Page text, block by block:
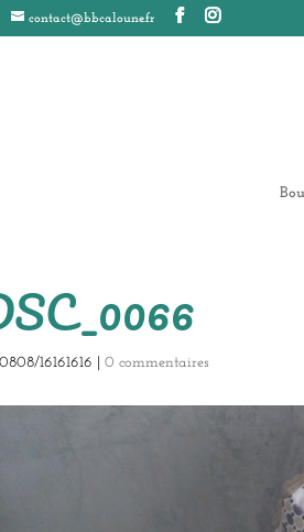
contact@bbcaloune.fr
16161616 |0 commentaires